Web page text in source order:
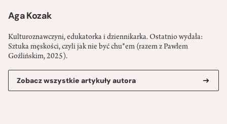
Aga Kozak
Kulturoznawczyni, edukatorka i dziennikarka. Ostatnio wydała:
Sztuka męskości, czyli jak nie być chu*em (razem z Pawłem
Goźlińskim, 2025).
Zobacz wszystkie artykuły autora